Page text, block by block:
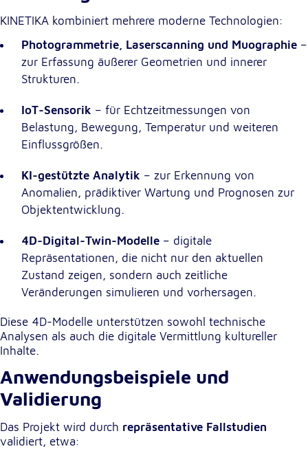
KINETIKA kombiniert mehrere moderne Technologien:
Photogrammetrie, Laserscanning und Muographie –
zur Erfassung äußerer Geometrien und innerer
Strukturen.
IoT-Sensorik – für Echtzeitmessungen von
Belastung, Bewegung, Temperatur und weiteren
Einflussgrößen.
KI-gestützte Analytik – zur Erkennung von
Anomalien, prädiktiver Wartung und Prognosen zur
Objektentwicklung.
4D-Digital-Twin-Modelle – digitale
Repräsentationen, die nicht nur den aktuellen
Zustand zeigen, sondern auch zeitliche
Veränderungen simulieren und vorhersagen.
Diese 4D-Modelle unterstützen sowohl technische
Analysen als auch die digitale Vermittlung kultureller
Inhalte.
Anwendungsbeispiele und
Validierung
Das Projekt wird durch repräsentative Fallstudien
validiert, etwa: